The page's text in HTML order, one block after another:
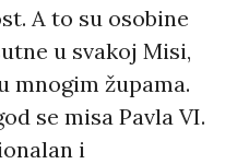
A to su osobine
u svakoj Misi,
mnogim župama.
se misa Pavla VI.
i